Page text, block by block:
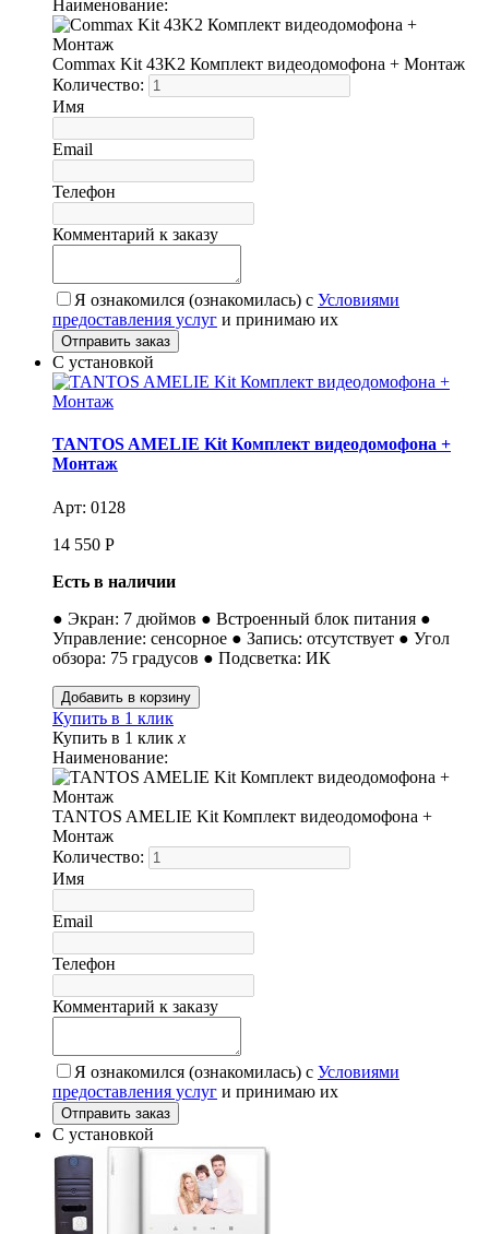
Наименование:
Commax Kit 43K2 Комплект видеодомофона + Монтаж
Количество:
Имя
Email
Телефон
Комментарий к заказу
Я ознакомился (ознакомилась) с Условиями
предоставления услуг и принимаю их
С установкой
TANTOS AMELIE Kit Комплект видеодомофона +
Монтаж
Арт: 0128
14 550 Р
Есть в наличии
● Экран: 7 дюймов ● Встроенный блок питания ●
Управление: сенсорное ● Запись: отсутствует ● Угол
обзора: 75 градусов ● Подсветка: ИК
Купить в 1 клик
Купить в 1 клик x
Наименование:
TANTOS AMELIE Kit Комплект видеодомофона +
Монтаж
Количество:
Имя
Email
Телефон
Комментарий к заказу
Я ознакомился (ознакомилась) с Условиями
предоставления услуг и принимаю их
С установкой